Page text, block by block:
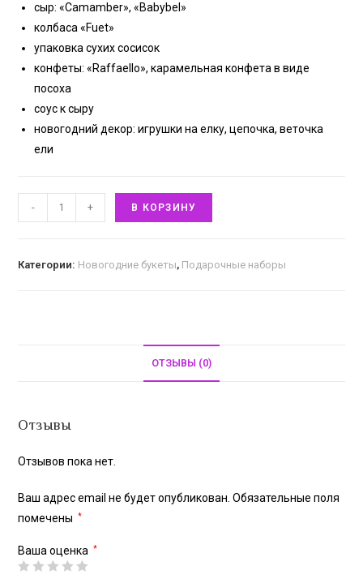
сыр: «Camamber», «Babybel»
колбаса «Fuet»
упаковка сухих сосисок
конфеты: «Raffaello», карамельная конфета в виде
посоха
соус к сыру
новогодний декор: игрушки на елку, цепочка, веточка
ели
- + В КОРЗИНУ
Категории: Новогодние букеты, Подарочные наборы
ОТЗЫВЫ (0)
Отзывы
Отзывов пока нет.
Ваш адрес email не будет опубликован. Обязательные поля
помечены
*
Ваша оценка *